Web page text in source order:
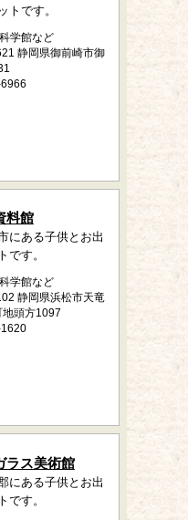
トです。
学館など
静岡県御前崎市御
料館
にある子供とお出
です。
学館など
静岡県浜松市天竜
地頭方1097
ラス美術館
にある子供とお出
です。